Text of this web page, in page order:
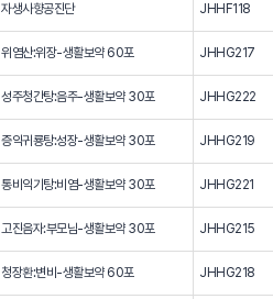
자생사향공진단 JHHF118
위염산:위장-생활보약 60포 JHHG217
성주청간탕:음주-생활보약 30포 JHHG222
증익귀룡탕:성장-생활보약 30포 JHHG219
통비익기탕:비염-생활보약 30포 JHHG221
고진음자:부모님-생활보약 30포 JHHG215
청장환:변비-생활보약 60포 JHHG218